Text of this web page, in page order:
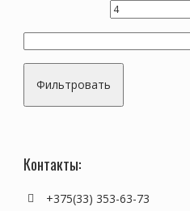
Фильтровать
Контакты:
+375(33) 353-63-73